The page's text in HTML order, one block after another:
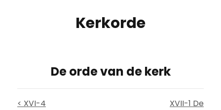
Kerkorde
De orde van de kerk
< XVI-4
XVII-1 De